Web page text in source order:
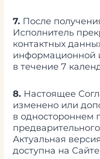
7. После
Исполнитель
контактных
информационной
в течение 7
8. Настоящее
изменено или
в одностороннем
Актуальная
доступна на